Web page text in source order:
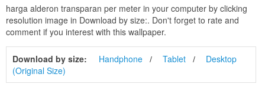
harga alderon transparan per meter in your computer by clicking
resolution image in Download by size:. Don't forget to rate and
comment if you interest with this wallpaper.
Download by size: Handphone Tablet
Desktop
(Original Size)